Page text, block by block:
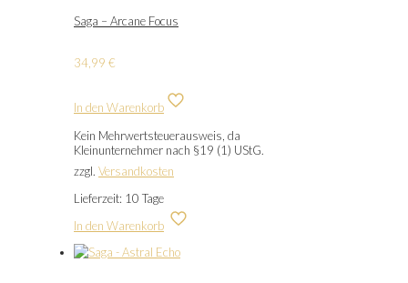
Saga – Arcane Focus
34,99 €
In den Warenkorb
Kein Mehrwertsteuerausweis, da
Kleinunternehmer nach §19 (1) UStG.
zzgl. Versandkosten
Lieferzeit: 10 Tage
In den Warenkorb